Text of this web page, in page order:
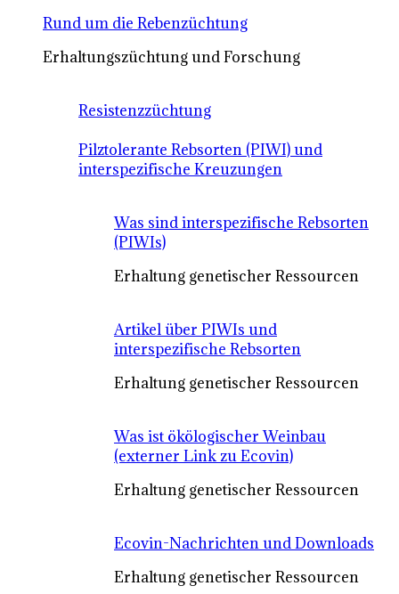
Rund um die Rebenzüchtung
Erhaltungszüchtung und Forschung
Resistenzzüchtung
Pilztolerante Rebsorten (PIWI) und
interspezifische Kreuzungen
Was sind interspezifische Rebsorten
(PIWIs)
Erhaltung genetischer Ressourcen
Artikel über PIWIs und
interspezifische Rebsorten
Erhaltung genetischer Ressourcen
Was ist ökölogischer Weinbau
(externer Link zu Ecovin)
Erhaltung genetischer Ressourcen
Ecovin-Nachrichten und Downloads
Erhaltung genetischer Ressourcen